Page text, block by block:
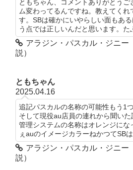
ともちゃん、コメントありがとう
ム変わってるんですね。教えてくれ
す。SBは確かにいやらしい面もあ
う点では正しいんだと思います。た
アラジン・パスカル・ジニー
説）
ともちゃん
2025.04.16
追記パスカルの名称の可能性もう1
そして現役au店員の連れから聞い
管理システムの名称はオレンジにな
ぇauのイメージカラーねかつてSBは
アラジン・パスカル・ジニー
説）